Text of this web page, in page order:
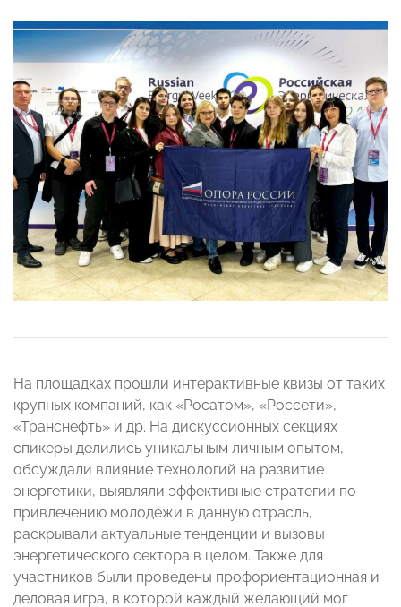
На площадках прошли интерактивные квизы от таких
крупных компаний, как «Росатом», «Россети»,
«Транснефть» и др. На дискуссионных секциях
спикеры делились уникальным личным опытом,
обсуждали влияние технологий на развитие
энергетики, выявляли эффективные стратегии по
привлечению молодежи в данную отрасль,
раскрывали актуальные тенденции и вызовы
энергетического сектора в целом. Также для
участников были проведены профориентационная и
деловая игра, в которой каждый желающий мог